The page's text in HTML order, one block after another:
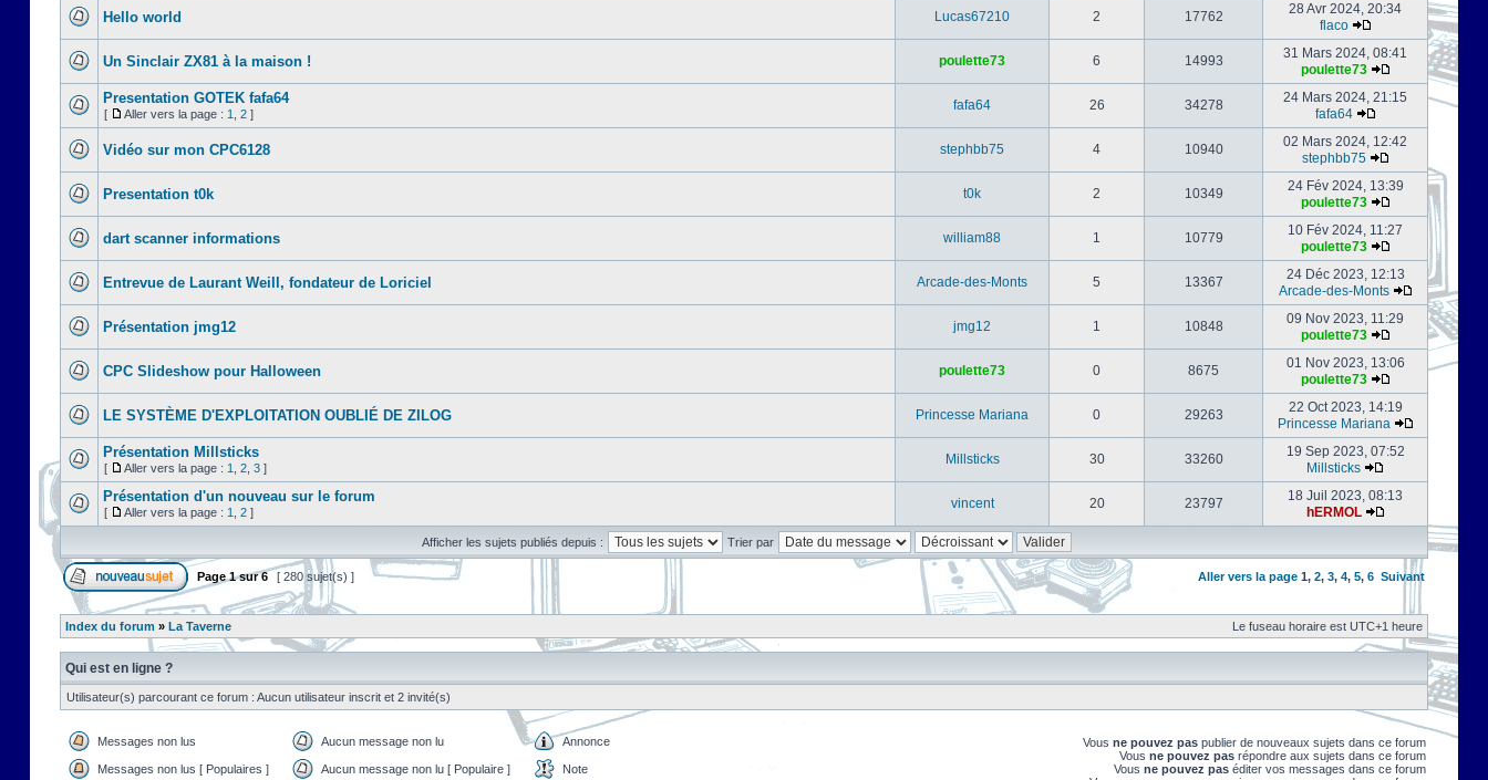
Hello world Lucas67210 2 17762
28 Avr 2024, 20:34
flaco
Un Sinclair ZX81 à la maison ! poulette73 6 14993
31 Mars 2024, 08:41
poulette73
Presentation GOTEK fafa64
[ Aller vers la page : 1 2 ]
fafa64 26 34278
24 Mars 2024, 21:15
fafa64
Vidéo sur mon CPC6128 stephbb75 4 10940
02 Mars 2024, 12:42
stephbb75
Presentation t0k t0k 2 10349
24 Fév 2024, 13:39
poulette73
dart scanner informations william88 1 10779
10 Fév 2024, 11:27
poulette73
Entrevue de Laurant Weill, fondateur de Loriciel Arcade-des-Monts 5 13367
24 Déc 2023, 12:13
Arcade-des-Monts
Présentation jmg12 jmg12 1 10848
09 Nov 2023, 11:29
poulette73
CPC Slideshow pour Halloween poulette73 0 8675
01 Nov 2023, 13:06
poulette73
LE SYSTÈME D'EXPLOITATION OUBLIÉ DE ZILOG Princesse Mariana 0 29263
22 Oct 2023, 14:19
Princesse Mariana
Présentation Millsticks
[ Aller vers la page : 1 2 3 ]
Millsticks 30 33260
19 Sep 2023, 07:52
Millsticks
Présentation d'un nouveau sur le forum
[ Aller vers la page : 1 2 ]
vincent 20 23797
18 Juil 2023, 08:13
hERMOL
Afficher les sujets publiés depuis : Trier par
Page1sur6 [ 280 sujet(s) ] Aller vers la page 1, 2, 3, 4, 5, 6 Suivant
Index du forum » La Taverne Le fuseau horaire est UTC+1 heure
Qui est en ligne ?
Utilisateur(s) parcourant ce forum : Aucun utilisateur inscrit et 2 invité(s)
Messages non lus Aucun message non lu Annonce
Messages non lus [ Populaires ] Aucun message non lu [ Populaire ] Note
Vous ne pouvez pas publier de nouveaux sujets dans ce forum
Vous ne pouvez pas répondre aux sujets dans ce forum
Vous ne pouvez pas éditer vos messages dans ce forum